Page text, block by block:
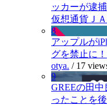
ッカーが逮
仮想通貨Ｊ
8
アップルが
グを禁止に！
otya. / 17
9
GREEの田
ったことを